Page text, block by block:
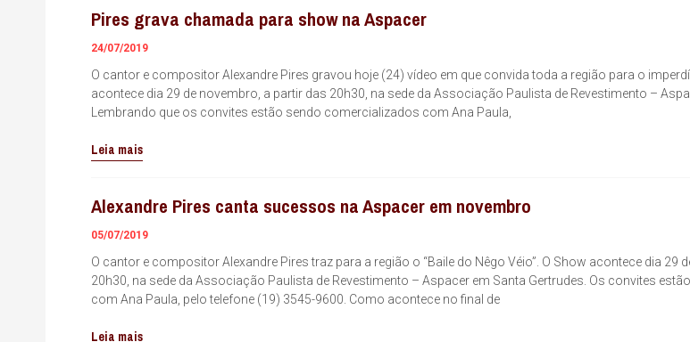
Pires grava chamada para show na Aspacer
24/07/2019
O cantor e compositor Alexandre Pires gravou hoje (24) vídeo em que convida toda a região para o
acontece dia 29 de novembro, a partir das 20h30, na sede da Associação Paulista de Revestimento –
Lembrando que os convites estão sendo comercializados com Ana Paula,
Leia mais
Alexandre Pires canta sucessos na Aspacer em novembro
05/07/2019
O cantor e compositor Alexandre Pires traz para a região o “Baile do Nêgo Véio”. O Show acontece dia 29
20h30, na sede da Associação Paulista de Revestimento – Aspacer em Santa Gertrudes. Os convites
com Ana Paula, pelo telefone (19) 3545-9600. Como acontece no final de
Leia mais